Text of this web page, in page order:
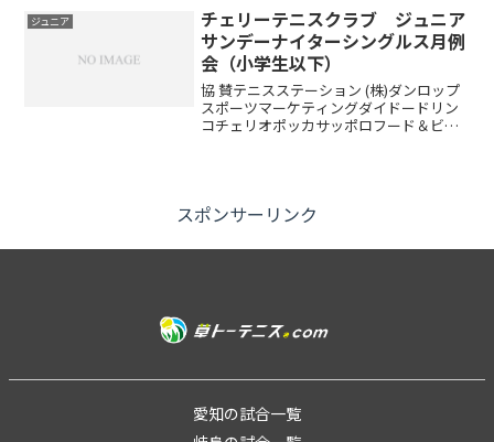
ジュニア
チェリーテニスクラブ ジュニア
サンデーナイターシングルス月例
会（小学生以下）
協 賛テニスステーション (株)ダンロップ
スポーツマーケティングダイドードリン
コチェリオポッカサッポロフード＆ビバ
スポンサーリンク
愛知の試合一覧